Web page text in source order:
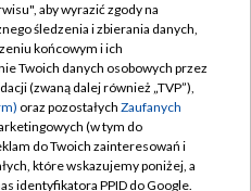
TVP
zgody
aby wyrazić zgody na
śledzenia i zbierania danych,
końcowym i ich
Twoich danych osobowych przez
(zwaną dalej również „TVP”),
oraz pozostałych Zaufanych
(w tym do
do Twoich zainteresowań i
które wskazujemy poniżej, a
identyfikatora PPID do Google.